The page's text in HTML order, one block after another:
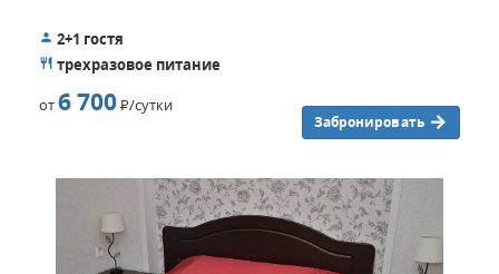
2+1 гостя
трехразовое питание
от6 700Р/сутки
Забронировать